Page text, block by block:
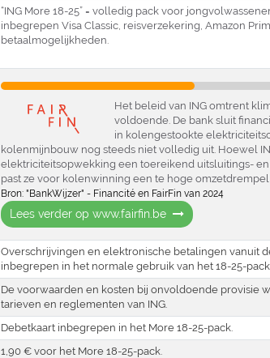
“ING More 18-25” = volledig pack voor
inbegrepen Visa Classic, reisverzekering, Amazon
betaalmogelijkheden.
Het beleid van ING omtrent
voldoende. De bank sluit
in kolengestookte
kolenmijnbouw nog steeds niet volledig uit. Hoewel
elektriciteitsopwekking een toereikend uitsluitings-
past ze voor kolenwinning een te hoge omzetdrempel
Bron: "BankWijzer" - Financité en FairFin van 2024
Lees verder op www.fairfin.be
Overschrijvingen en elektronische betalingen vanuit
inbegrepen in het normale gebruik van het 18-25-pack.
De voorwaarden en kosten bij onvoldoende provisie
tarieven en reglementen van ING.
Debetkaart inbegrepen in het More 18-25-pack.
1,90 € voor het More 18-25-pack.